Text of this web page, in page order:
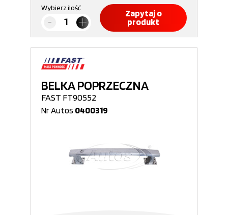
Wybierz ilość
Zapytaj o
produkt
BELKA POPRZECZNA
FAST FT90552
Nr Autos 0400319